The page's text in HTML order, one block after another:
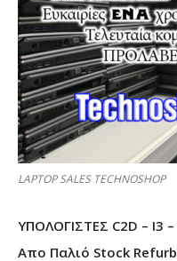
LAPTOP SALES TECHNOSHOP
ΥΠΟΛΟΓΙΣΤΕΣ C2D – I3 –
Απο Παλιό Stock